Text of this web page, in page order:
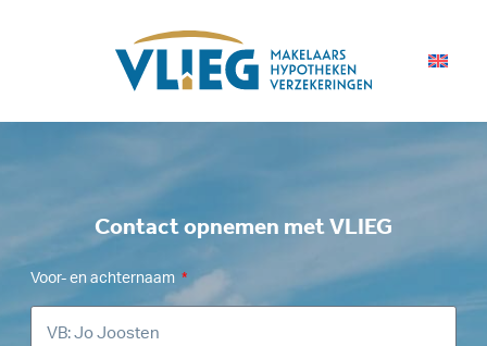
Contact opnemen met VLIEG
Voor- en achternaam